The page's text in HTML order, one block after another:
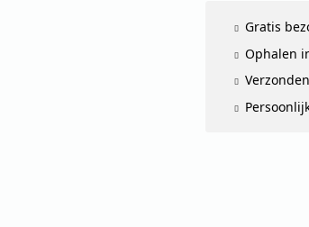
Gratis
Ophalen